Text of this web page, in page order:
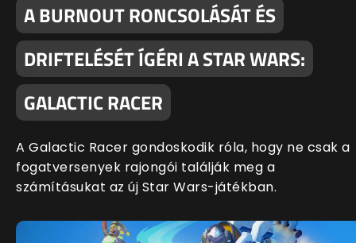
A BURNOUT RONCSOLÁSÁT ÉS
DRIFTELÉSÉT ÍGÉRI A STAR WARS:
GALACTIC RACER
A Galactic Racer gondoskodik róla, hogy ne csak a
fogatversenyek rajongói találják meg a
számításukat az új Star Wars-játékban.